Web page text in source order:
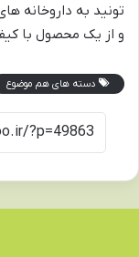
تونید به داروخانه
و از یک محصول با
دسته های هم موضوع